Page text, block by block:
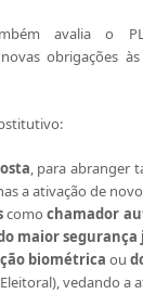
avalia o PL
obrigações
, para abranger
a ativação de
comochamador
maior segurança
biométricaou
Eleitoral), vedando